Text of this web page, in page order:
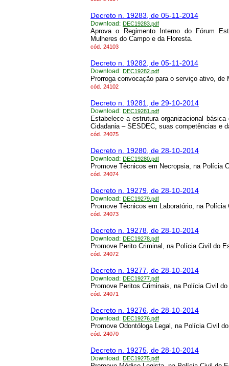
Decreto n. 19283, de 05-11-2014
Download: DEC19283.pdf
Aprova o Regimento Interno do Fórum
Mulheres do Campo e da Floresta.
cód. 24103
Decreto n. 19282, de 05-11-2014
Download: DEC19282.pdf
Prorroga convocação para o serviço ativo,
cód. 24102
Decreto n. 19281, de 29-10-2014
Download: DEC19281.pdf
Estabelece a estrutura organizacional
Cidadania – SESDEC, suas competências e
cód. 24075
Decreto n. 19280, de 28-10-2014
Download: DEC19280.pdf
Promove Técnicos em Necropsia, na Polícia
cód. 24074
Decreto n. 19279, de 28-10-2014
Download: DEC19279.pdf
Promove Técnicos em Laboratório, na
cód. 24073
Decreto n. 19278, de 28-10-2014
Download: DEC19278.pdf
Promove Perito Criminal, na Polícia Civil do
cód. 24072
Decreto n. 19277, de 28-10-2014
Download: DEC19277.pdf
Promove Peritos Criminais, na Polícia Civil
cód. 24071
Decreto n. 19276, de 28-10-2014
Download: DEC19276.pdf
Promove Odontóloga Legal, na Polícia Civil
cód. 24070
Decreto n. 19275, de 28-10-2014
Download: DEC19275.pdf